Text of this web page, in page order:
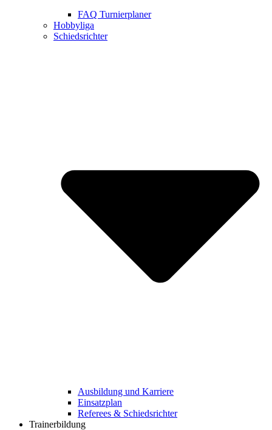
FAQ Turnierplaner
Hobbyliga
Schiedsrichter
Ausbildung und Karriere
Einsatzplan
Referees & Schiedsrichter
Trainerbildung